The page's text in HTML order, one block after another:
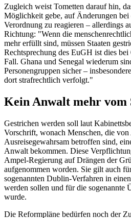
Zugleich weist Tometten darauf hin,
Möglichkeit gebe, auf Änderungen bei
Verordnung zu reagieren – allerdings
Richtung: "Wenn die
mehr erfüllt sind, müssen Staaten
Rechtsprechung des EuGH ist dies
Fall. Ghana und Senegal wiederum
Personengruppen sicher –
dort strafrechtlich verfolgt."
Kein Anwalt mehr vom
Gestrichen werden soll laut
Vorschrift, wonach Menschen, die
Ausreisegewahrsam betroffen sind,
Anwalt bekommen. Diese
Ampel-Regierung auf Drängen der
aufgenommen worden. Sie gilt auch
sogenannten Dublin-Verfahren in
werden sollen und für die sogenannte
wurde.
Die Reformpläne bedürfen noch der